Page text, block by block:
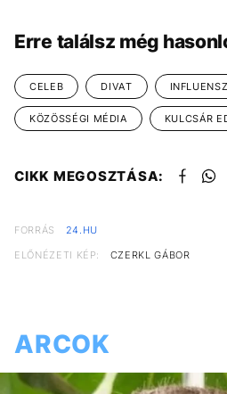
Erre találsz még
CELEB DIVAT
KÖZÖSSÉGI MÉDIA KULCSÁR
CIKK MEGOSZTÁSA:
FORRÁS
24.HU
ELŐNÉZETI KÉP:
CZERKL GÁBOR
ARCOK